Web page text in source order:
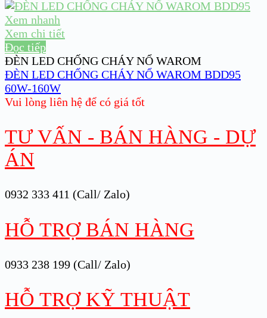
Xem nhanh
Xem chi tiết
Đọc tiếp
ĐÈN LED CHỐNG CHÁY NỔ WAROM
ĐÈN LED CHỐNG CHÁY NỔ WAROM BDD95
60W-160W
Vui lòng liên hệ để có giá tốt
TƯ VẤN - BÁN HÀNG - DỰ
ÁN
0932 333 411 (Call/ Zalo)
HỖ TRỢ BÁN HÀNG
0933 238 199 (Call/ Zalo)
HỖ TRỢ KỸ THUẬT